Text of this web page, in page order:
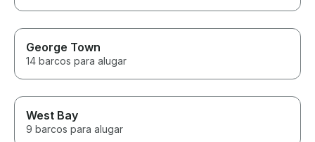
George Town
14 barcos para alugar
West Bay
9 barcos para alugar